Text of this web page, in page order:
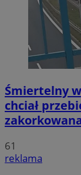
Śmiertelny
chciał
61
reklama